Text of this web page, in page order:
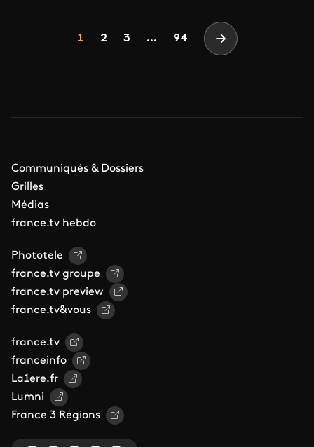
Page
1 Page
2 Page
3 ... 94 Page suivante
Communiqués & Dossiers
Grilles
Médias
france.tv hebdo
Phototele
france.tv groupe
france.tv preview
france.tv&vous
france.tv
franceinfo
La1ere.fr
Lumni
France 3 Régions